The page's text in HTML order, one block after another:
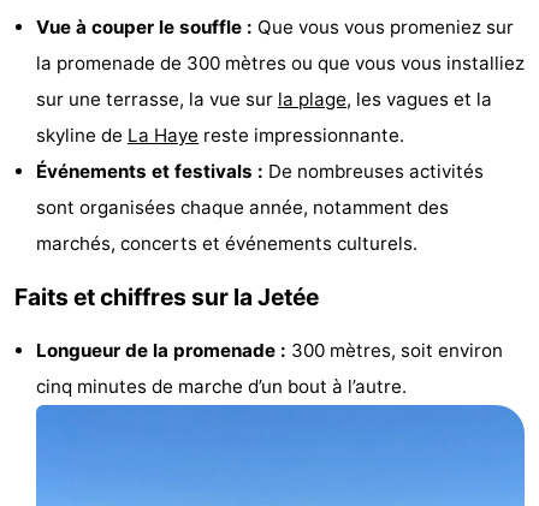
Hollande-
Septentrionale
Nature
Schoorlse
Duinen
Bergen
aan
Zee
Bergen
Alkmaar
-
Egmond
Vue à couper le souffle : Que vous vous promeniez sur
la promenade de 300 mètres ou que vous vous installiez
sur une terrasse, la vue sur la plage, les vagues et la
skyline de La Haye reste impressionnante.
Événements et festivals : De nombreuses activités
sont organisées chaque année, notamment des
marchés, concerts et événements culturels.
Faits et chiffres sur la Jetée
Longueur de la promenade : 300 mètres, soit environ
cinq minutes de marche d’un bout à l’autre.